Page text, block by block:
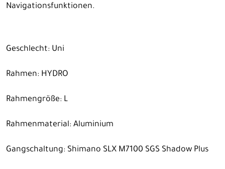
Navigationsfunktionen.
Geschlecht: Uni
Rahmen: HYDRO
Rahmengröße: L
Rahmenmaterial: Aluminium
Gangschaltung: Shimano SLX M7100 SGS Shadow Plus